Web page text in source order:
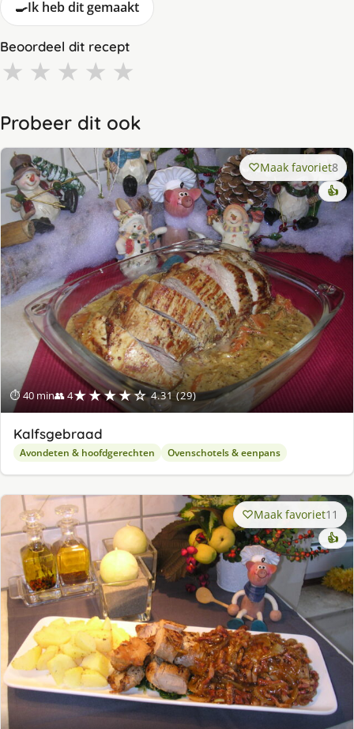
🍳Ik heb dit gemaakt
Beoordeel dit recept
★ ★ ★ ★ ★
Probeer dit ook
⏱ 40 min👥 4★★★★☆ 4.31 (29)
Maak favoriet8
👍
Kalfsgebraad
Avondeten & hoofdgerechten Ovenschotels & eenpans
Maak favoriet11
👍